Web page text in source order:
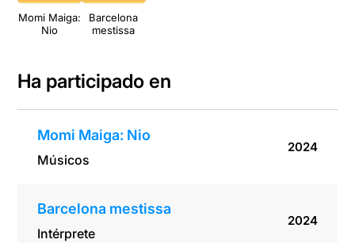
Momi Maiga:
Nio
Barcelona
mestissa
Ha participado en
Momi Maiga: Nio
Músicos
2024
Barcelona mestissa
Intérprete
2024